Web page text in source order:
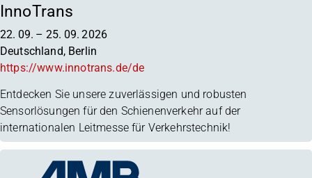
InnoTrans
22. 09. – 25. 09. 2026
Deutschland, Berlin
https://www.innotrans.de/de
Entdecken Sie unsere zuverlässigen und robusten
Sensorlösungen für den Schienenverkehr auf der
internationalen Leitmesse für Verkehrstechnik!